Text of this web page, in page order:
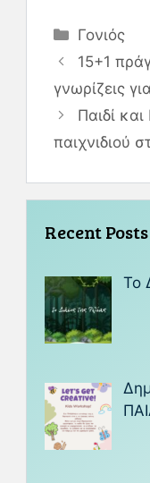
Γονιός
15+1
γνωρίζεις
Παιδί
παιχνιδιού
Recent Posts
Το